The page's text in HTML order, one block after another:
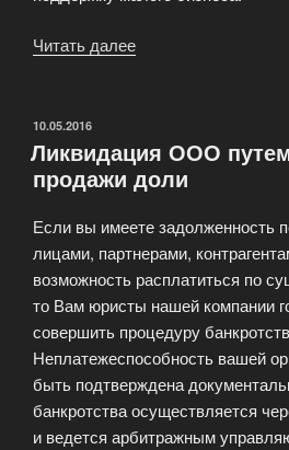
Читать далее
ОПУБЛИКОВАНО
10.05.2016
Ликвидация ООО
продажи доли
Если вы имеете задолженность
лицами, партнерами,
возможность расплатиться по
то Вам юристы нашей компании
совершить процедуру
Неплатежеспособность вашей
быть подтверждена
банкротства осуществляется
и ведется арбитражным